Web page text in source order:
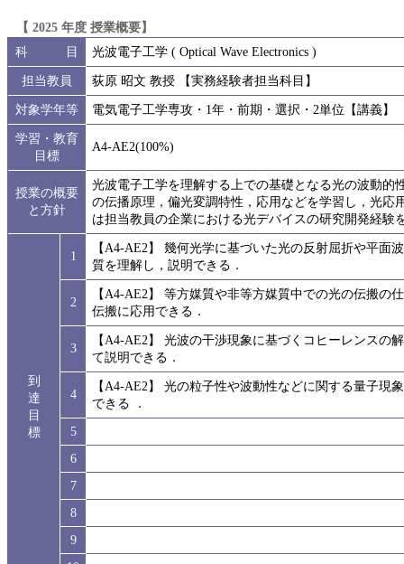
【 2025 年度 授業概要】
科 目
光波電子工学 ( Optical Wave Electronics )
担当教員
荻原 昭文 教授 【実務経験者担当科目】
対象学年等
電気電子工学専攻・1年・前期・選択・2単位【講義】
学習・教育
目標
A4-AE2(100%)
授業の概要
と方針
光波電子工学を理解する上での基礎となる光の波動
の伝播原理，偏光変調特性，応用などを学習し，光
は担当教員の企業における光デバイスの研究開発経験
到
達
目
標
1
【A4-AE2】 幾何光学に基づいた光の反射屈折や平
質を理解し，説明できる．
2
【A4-AE2】 等方媒質や非等方媒質中での光の伝搬
伝搬に応用できる．
3
【A4-AE2】 光波の干渉現象に基づくコヒーレンス
て説明できる．
4
【A4-AE2】 光の粒子性や波動性などに関する量子
できる ．
5
6
7
8
9